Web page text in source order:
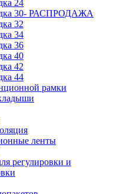
24
30- РАСПРОДАЖА
32
34
36
40
42
44
рамки
ленты
регулировки и